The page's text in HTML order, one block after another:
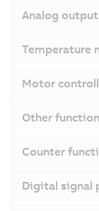
Analog
Temperature
Motor
Other
Counter
Digital signal